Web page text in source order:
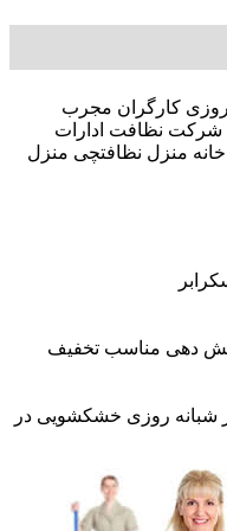
نظام دوست شبانه روزی کارگران مجرب
نظافت ادارات
منزل نظافتچی منزل
دهی مناسب تخفیف
خدمتکار ثابت روزانه (خانم)از 1 روز درهفته تا 6 روز در هفته و خدمتکار شبانه روزی خشکشویی در